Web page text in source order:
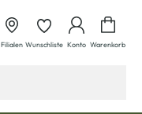
Filialen Wunschliste Konto Warenkorb